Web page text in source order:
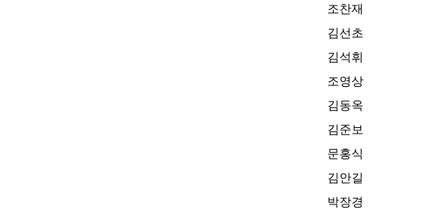
조찬재
김선초
김석휘
조영상
김동옥
김준보
문홍식
김안길
박장경